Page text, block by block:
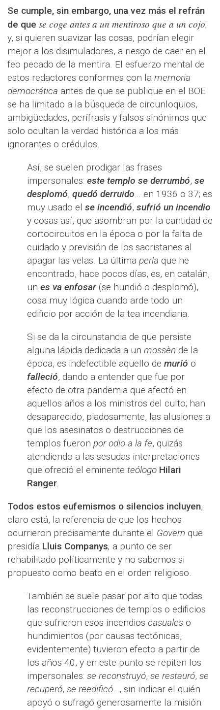
Se cumple, sin embargo, una vez más el refrán
de que se coge antes a un mentiroso que a un cojo;
y, si quieren suavizar las cosas, podrían elegir
mejor a los disimuladores, a riesgo de caer en el
feo pecado de la mentira. El esfuerzo mental de
estos redactores conformes con la memoria
democrática antes de que se publique en el BOE
se ha limitado a la búsqueda de circunloquios,
ambigüedades, perífrasis y falsos sinónimos que
solo ocultan la verdad histórica a los más
ignorantes o crédulos.
Así, se suelen prodigar las frases
impersonales: este templo se derrumbó, se
desplomó, quedó derruido… en 1936 o 37; es
muy usado el se incendió, sufrió un incendio
y cosas así, que asombran por la cantidad de
cortocircuitos en la época o por la falta de
cuidado y previsión de los sacristanes al
apagar las velas. La última perla que he
encontrado, hace pocos días, es, en catalán,
un es va enfosar (se hundió o desplomó),
cosa muy lógica cuando arde todo un
edificio por acción de la tea incendiaria.
Si se da la circunstancia de que persiste
alguna lápida dedicada a un mossèn de la
época, es indefectible aquello de murió o
falleció, dando a entender que fue por
efecto de otra pandemia que afectó en
aquellos años a los ministros del culto; han
desaparecido, piadosamente, las alusiones a
que los asesinatos o destrucciones de
templos fueron por odio a la fe, quizás
atendiendo a las sesudas interpretaciones
que ofreció el eminente teólogo Hilari
Ranger.
Todos estos eufemismos o silencios incluyen,
claro está, la referencia de que los hechos
ocurrieron precisamente durante el Govern que
presidía Lluis Companys, a punto de ser
rehabilitado políticamente y no sabemos si
propuesto como beato en el orden religioso.
También se suele pasar por alto que todas
las reconstrucciones de templos o edificios
que sufrieron esos incendios casuales o
hundimientos (por causas tectónicas,
evidentemente) tuvieron efecto a partir de
los años 40, y en este punto se repiten los
impersonales: se reconstruyó, se restauró, se
recuperó, se reedificó…, sin indicar el quién
apoyó o sufragó generosamente la misión